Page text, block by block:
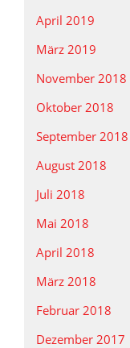
April 2019
März 2019
November 2018
Oktober 2018
September 2018
August 2018
Juli 2018
Mai 2018
April 2018
März 2018
Februar 2018
Dezember 2017